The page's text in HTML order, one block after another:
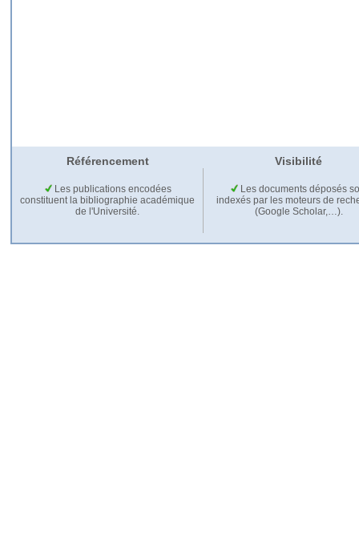
Référencement Visibilité
Les publications encodées
constituent la bibliographie académique
de l'Université.
Les documents déposés
indexés par les moteurs de
(Google Scholar,…).